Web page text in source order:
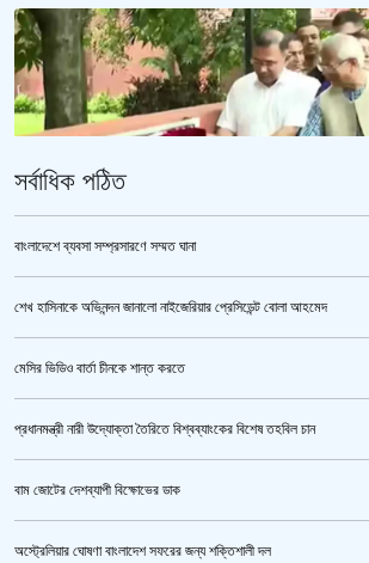
‘জুলাই গণঅভ্যুত্থান স্মৃতি জাদুঘর’ উদ্বোধন করলেন প্রধানমন্ত্রী
সর্বাধিক পঠিত
বাংলাদেশে ব্যবসা সম্প্রসারণে সম্মত ঘানা
শেখ হাসিনাকে অভিনন্দন জানালো নাইজেরিয়ার প্রেসিডেন্ট বোলা আহমেদ
মেসির ভিডিও বার্তা চীনকে শান্ত করতে
প্রধানমন্ত্রী নারী উদ্যোক্তা তৈরিতে বিশ্বব্যাংকের বিশেষ তহবিল চান
বাম জোটের দেশব্যাপী বিক্ষোভের ডাক
অস্ট্রেলিয়ার ঘোষণা বাংলাদেশ সফরের জন্য শক্তিশালী দল